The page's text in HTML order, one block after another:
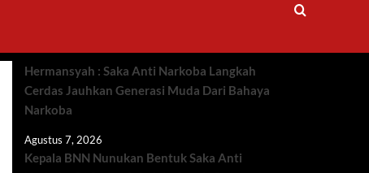
Hermansyah : Saka Anti Narkoba Langkah
Cerdas Jauhkan Generasi Muda Dari Bahaya
Narkoba
Agustus 7, 2026
Kepala BNN Nunukan Bentuk Saka Anti